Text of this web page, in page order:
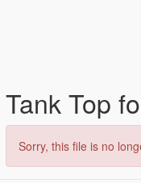
Tank Top
Sorry, this file is no